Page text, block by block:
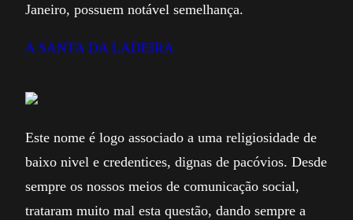
Janeiro, possuem notável semelhança.
A SANTA DA LADEIRA
Este nome é logo associado a uma religiosidade de
baixo nivel e credentices, dignas de pacóvios. Desde
sempre os nossos meios de comunicação social,
trataram muito mal esta questão, dando sempre a